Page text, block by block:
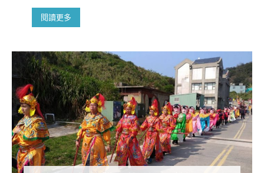
閱讀更多